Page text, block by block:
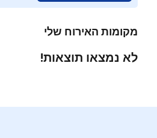
מקומות האירוח שלי
לא נמצאו תוצאות!